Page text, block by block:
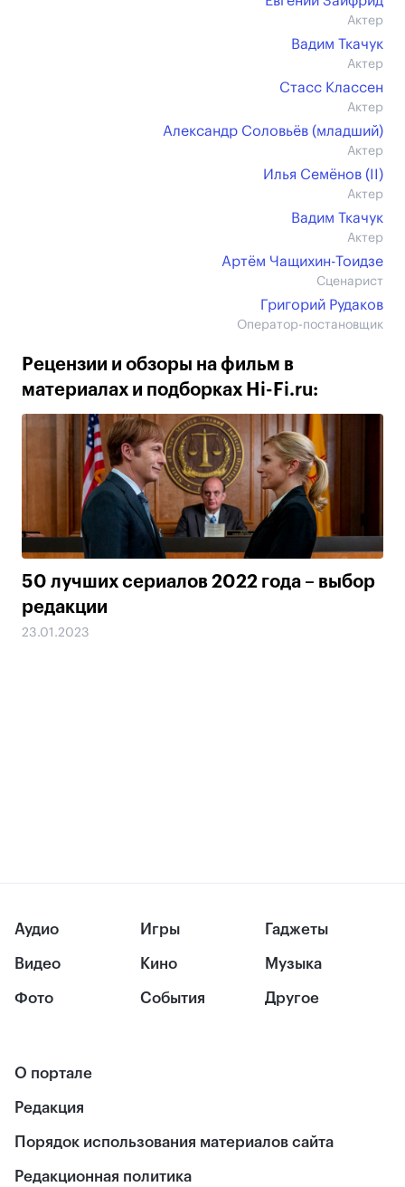
Актер
Вадим Ткачук
Актер
Стасс Классен
Актер
Александр Соловьёв (младший)
Актер
Илья Семёнов (II)
Актер
Вадим Ткачук
Актер
Артём Чащихин-Тоидзе
Сценарист
Григорий Рудаков
Оператор-постановщик
Рецензии и обзоры на фильм в
материалах и подборках Hi-Fi.ru:
50 лучших сериалов 2022 года – выбор
редакции
23.01.2023
Аудио
Видео
Фото
Игры
Кино
События
Гаджеты
Музыка
Другое
О портале
Редакция
Порядок использования материалов сайта
Редакционная политика